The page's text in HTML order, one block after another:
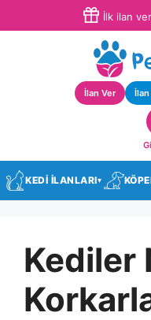
İlk ilan
İlan Ver İlan
KEDİ İLANLARI▾
Kediler